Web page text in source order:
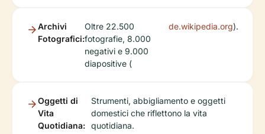
Archivi
Fotografici:
Oltre 22.500
fotografie, 8.000
negativi e 9.000
diapositive (
de.wikipedia.org).
Oggetti di
Vita
Quotidiana:
Strumenti, abbigliamento e oggetti
domestici che riflettono la vita
quotidiana.